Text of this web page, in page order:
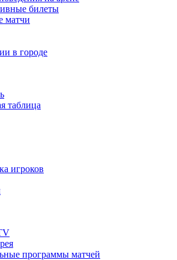
билеты
матчи
в городе
таблица
игроков
программы матчей